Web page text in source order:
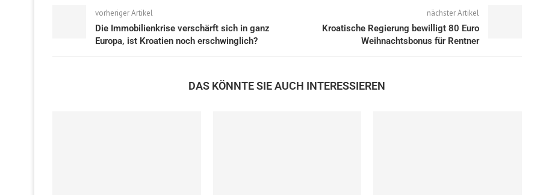
vorheriger Artikel
Die Immobilienkrise verschärft sich in ganz
Europa, ist Kroatien noch erschwinglich?
nächster Artikel
Kroatische Regierung bewilligt 80 Euro
Weihnachtsbonus für Rentner
DAS KÖNNTE SIE AUCH INTERESSIEREN